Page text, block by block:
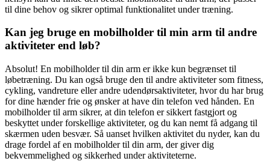
til dine behov og sikrer optimal funktionalitet under træning.
Kan jeg bruge en mobilholder til min arm til andre
aktiviteter end løb?
Absolut! En mobilholder til din arm er ikke kun begrænset til
løbetræning. Du kan også bruge den til andre aktiviteter som fitness,
cykling, vandreture eller andre udendørsaktiviteter, hvor du har brug
for dine hænder frie og ønsker at have din telefon ved hånden. En
mobilholder til arm sikrer, at din telefon er sikkert fastgjort og
beskyttet under forskellige aktiviteter, og du kan nemt få adgang til
skærmen uden besvær. Så uanset hvilken aktivitet du nyder, kan du
drage fordel af en mobilholder til din arm, der giver dig
bekvemmelighed og sikkerhed under aktiviteterne.